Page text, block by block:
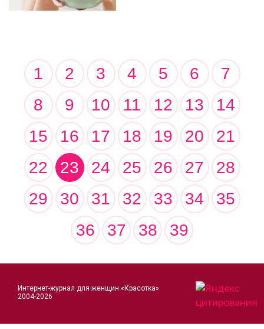
1 2 3 4 5 6
7
8
9 10 11 12 13
14
15
16 17 18 19 20
21
22
23 24 25 26 27
28
29
30 31 32 33 34
35
36
37 38 39
Интернет-журнал для женщин «Красотка»
2004-2026